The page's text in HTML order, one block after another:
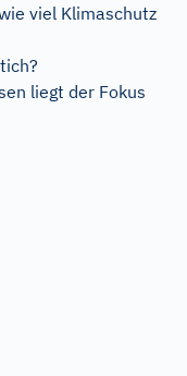
viel Klimaschutz
liegt der Fokus